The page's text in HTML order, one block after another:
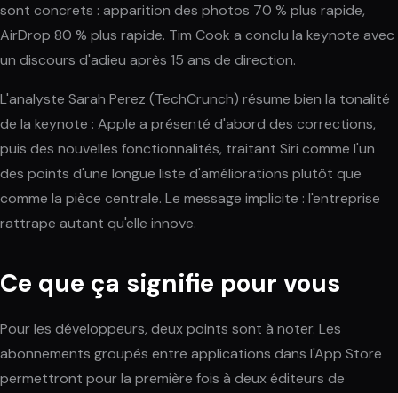
sont concrets : apparition des photos 70 % plus rapide,
AirDrop 80 % plus rapide. Tim Cook a conclu la keynote avec
un discours d'adieu après 15 ans de direction.
L'analyste Sarah Perez (TechCrunch) résume bien la tonalité
de la keynote : Apple a présenté d'abord des corrections,
puis des nouvelles fonctionnalités, traitant Siri comme l'un
des points d'une longue liste d'améliorations plutôt que
comme la pièce centrale. Le message implicite : l'entreprise
rattrape autant qu'elle innove.
Ce que ça signifie pour vous
Pour les développeurs, deux points sont à noter. Les
abonnements groupés entre applications dans l'App Store
permettront pour la première fois à deux éditeurs de